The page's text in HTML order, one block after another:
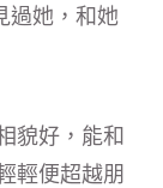
過她，和她
貌好，能和
輕便超越朋